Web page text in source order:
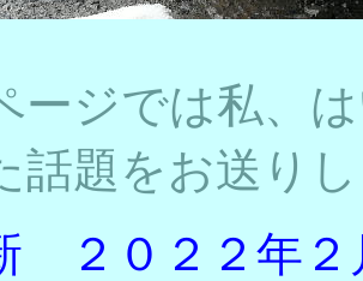
ジでは私、
話題をお送り
２０２２年２